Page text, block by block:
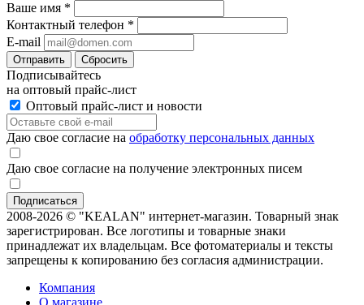
Ваше имя *
Контактный телефон *
E-mail
Отправить Сбросить
Подписывайтесь
на оптовый прайс-лист
Оптовый прайс-лист и новости
Даю свое согласие на обработку персональных данных
Даю свое согласие на получение электронных писем
2008-2026 © "KEALAN" интернет-магазин. Товарный знак
зарегистрирован. Все логотипы и товарные знаки
принадлежат их владельцам. Все фотоматериалы и тексты
запрещены к копированию без согласия администрации.
Компания